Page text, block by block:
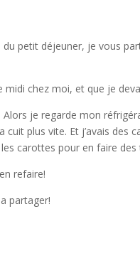
petit déjeuner, je vous
chez moi, et que je
je regarde mon
plus vite. Et j’avais des
carottes pour en faire des
refaire!
partager!